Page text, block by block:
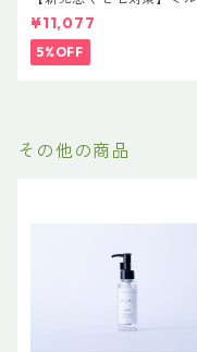
ン 新ブランド「suwae（
エ）」ボトルサイズ選べる
ット｜リラクシングシャン
ー 500mL ＋ トリートメ
¥11,077
5%OFF
その他の商品